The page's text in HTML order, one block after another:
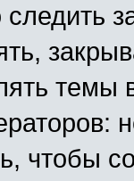
темы
чтобы